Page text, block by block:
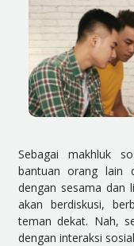
Sebagai makhluk
bantuan orang lain
dengan sesama dan
akan berdiskusi,
teman dekat. Nah,
dengan interaksi